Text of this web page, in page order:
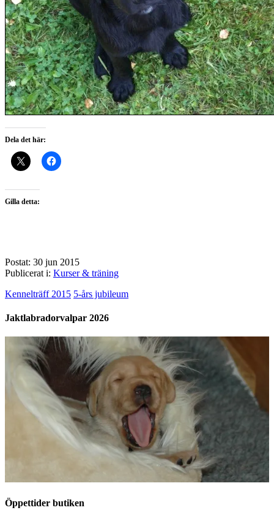
Dela det här:
Gilla detta:
Postat: 30 jun 2015
Publicerat i: Kurser & träning
Kennelträff 2015 5-års jubileum
Jaktlabradorvalpar 2026
Öppettider butiken